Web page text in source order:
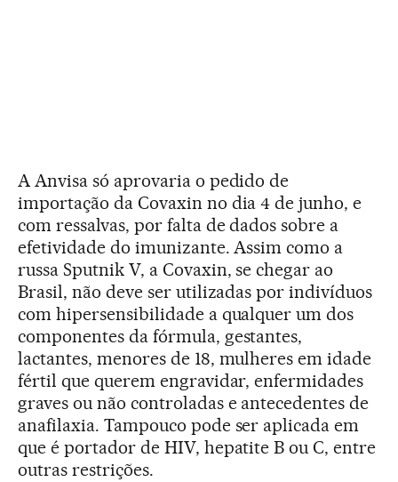
A Anvisa só aprovaria o pedido de
importação da Covaxin no dia 4 de junho, e
com ressalvas, por falta de dados sobre a
efetividade do imunizante. Assim como a
russa Sputnik V, a Covaxin, se chegar ao
Brasil, não deve ser utilizadas por indivíduos
com hipersensibilidade a qualquer um dos
componentes da fórmula, gestantes,
lactantes, menores de 18, mulheres em idade
fértil que querem engravidar, enfermidades
graves ou não controladas e antecedentes de
anafilaxia. Tampouco pode ser aplicada em
que é portador de HIV, hepatite B ou C, entre
outras restrições.